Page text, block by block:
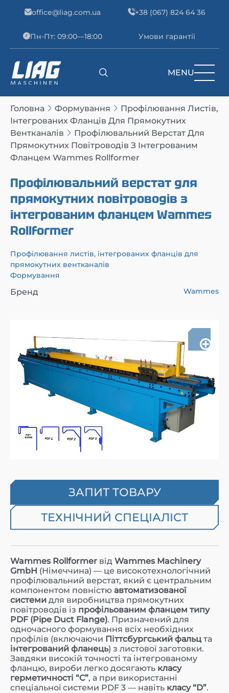
office@liag.com.ua +38 (067) 824 64 36
Пн-Пт: 09:00—18:00 Умови гарантії
Main Navigation MENU
Головна Формування
Профілювання Листів,
Інтегрованих Фланців Для Прямокутних
Вентканалів
Профілювальний Верстат Для
Прямокутних Повітроводів З Інтегрованим
Фланцем Wammes Rollformer
Профілювальний верстат для
прямокутних повітроводів з
інтегрованим фланцем Wammes
Rollformer
Профілювання листів, інтегрованих фланців для
прямокутних вентканалів
Формування
Бренд Wammes
ЗАПИТ ТОВАРУ
ТЕХНІЧНИЙ СПЕЦІАЛІСТ
Wammes Rollformer від Wammes Machinery
GmbH (Німеччина) — це високотехнологічний
профілювальний верстат, який є центральним
компонентом повністю автоматизованої
системи для виробництва прямокутних
повітроводів із профільованим фланцем типу
PDF (Pipe Duct Flange). Призначений для
одночасного формування всіх необхідних
профілів (включаючи Піттсбургський фальцта
інтегрований фланець) з листової заготовки.
Завдяки високій точності та інтегрованому
фланцю, вироби легко досягають класу
герметичності “C”, а при використанні
спеціальної системи PDF 3 — навіть класу “D”.